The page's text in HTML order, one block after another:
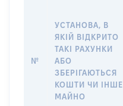
№
УСТАНОВА, В
ЯКІЙ ВІДКРИТО
ТАКІ РАХУНКИ
АБО
ЗБЕРІГАЮТЬСЯ
КОШТИ ЧИ ІНШЕ
МАЙНО